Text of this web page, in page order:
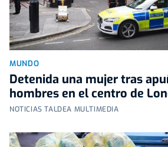
MUNDO
Detenida una mujer tras
hombres en el centro de
NOTICIAS TALDEA MULTIMEDIA